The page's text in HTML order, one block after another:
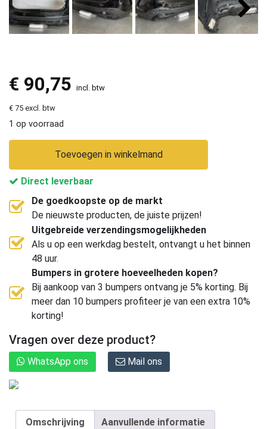
€ 90,75 incl. btw
€ 75 excl. btw
1 op voorraad
Toevoegen in winkelmand
Direct leverbaar
De goedkoopste op de markt
De nieuwste producten, de juiste prijzen!
Uitgebreide verzendingsmogelijkheden
Als u op een werkdag bestelt, ontvangt u het binnen
48 uur.
Bumpers in grotere hoeveelheden kopen?
Bij aankoop van 3 bumpers ontvang je 5% korting. Bij
meer dan 10 bumpers profiteer je van een extra 10%
korting!
Vragen over deze product?
WhatsApp ons Mail ons
Omschrijving Aanvullende informatie